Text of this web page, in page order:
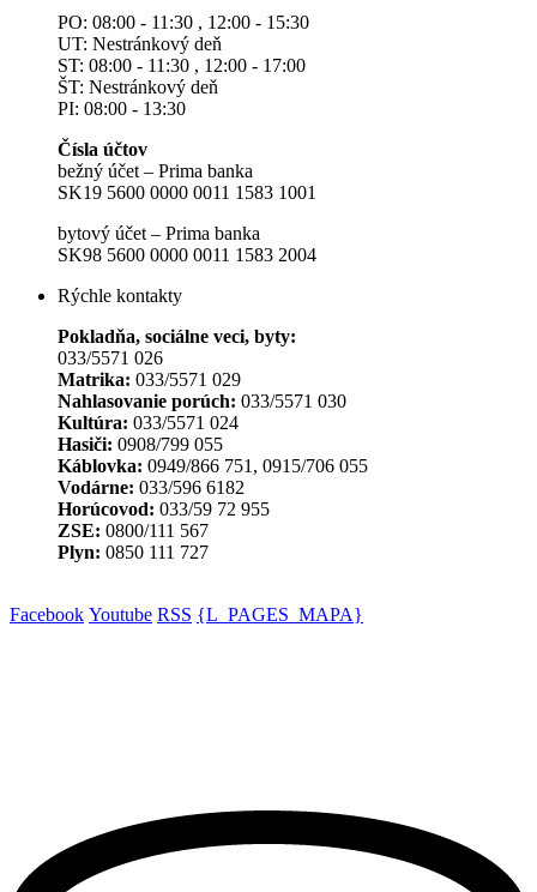
PO: 08:00 - 11:30 , 12:00 - 15:30
UT: Nestránkový deň
ST: 08:00 - 11:30 , 12:00 - 17:00
ŠT: Nestránkový deň
PI: 08:00 - 13:30
Čísla účtov
bežný účet – Prima banka
SK19 5600 0000 0011 1583 1001
bytový účet – Prima banka
SK98 5600 0000 0011 1583 2004
Rýchle kontakty
Pokladňa, sociálne veci, byty:
033/5571 026
Matrika: 033/5571 029
Nahlasovanie porúch: 033/5571 030
Kultúra: 033/5571 024
Hasiči: 0908/799 055
Káblovka: 0949/866 751, 0915/706 055
Vodárne: 033/596 6182
Horúcovod: 033/59 72 955
ZSE: 0800/111 567
Plyn: 0850 111 727
Facebook Youtube RSS {L_PAGES_MAPA}